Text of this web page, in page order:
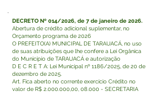
DECRETO Nº 014/2026, de 7 de janeiro de 2026.
Abertura de crédito adicional suplementar, no
Orçamento programa de 2026
O PREFEITO(A) MUNICIPAL DE TARAUACÁ, no uso
de suas atribuições que lhe confere a Lei Orgânica
do Município de TARAUACÁ e autorização
D E C R E T A: Lei Municipal nº 1186/2025, de 20 de
dezembro de 2025.
Art. Fica aberto no corrente exercício Crédito no
valor de R$ 2.000.000,00, 08.000 - SECRETARIA